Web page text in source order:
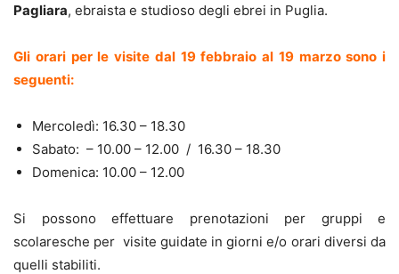
Pagliara, ebraista e studioso degli ebrei in Puglia.
Gli orari per le visite dal 19 febbraio al 19 marzo sono i
seguenti:
Mercoledì: 16.30 – 18.30
Sabato: – 10.00 – 12.00 / 16.30 – 18.30
Domenica: 10.00 – 12.00
Si possono effettuare prenotazioni per gruppi e
scolaresche per visite guidate in giorni e/o orari diversi da
quelli stabiliti.